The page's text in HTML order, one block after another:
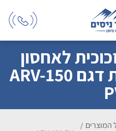
דלת 1 זכוכית לאחסון
חיסונים ותרופות דגם ARV-150
המוצרים /